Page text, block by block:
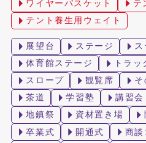
ワイヤーバスケット
テ
テント養生用ウェイト
展望台 ステージ
ス
体育館ステージ
トラ
スロープ
観覧席 そ
茶道
学習塾 講習会
地鎮祭
資材置き場
卒業式
開通式 商談